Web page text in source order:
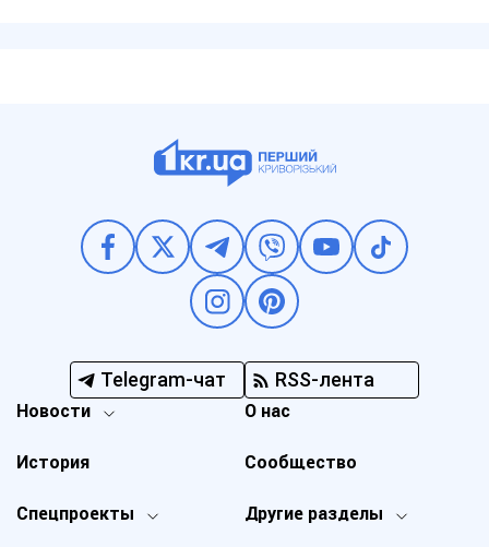
Telegram-чат RSS-лента
Новости
Спецпроекты Другие разделы
История
О нас
Сообщество